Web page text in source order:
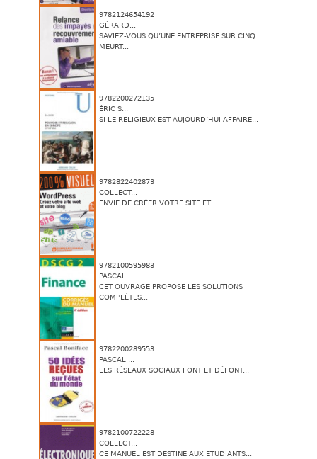
9782124654192
GÉRARD...
SAVIEZ-VOUS QU’UNE ENTREPRISE SUR CINQ
MEURT...
9782200272135
ÉRIC S...
SI LE RELIGIEUX EST AUJOURD’HUI AFFAIRE...
9782822402873
COLLECT...
ENVIE DE CRÉER VOTRE SITE ET...
9782100595983
PASCAL ...
CET OUVRAGE PROPOSE LES SOLUTIONS
COMPLÈTES...
9782200289553
PASCAL ...
LES RÉSEAUX SOCIAUX FONT ET DÉFONT...
9782100722228
COLLECT...
CE MANUEL EST DESTINÉ AUX ÉTUDIANTS...